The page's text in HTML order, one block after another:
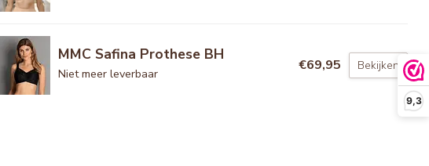
9,3
MMC Safina Prothese BH
Niet meer leverbaar
€69,95 Bekijken